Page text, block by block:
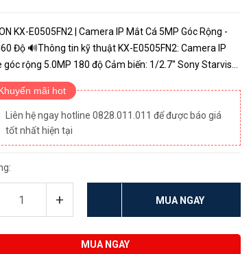
KX-E0505FN2 | Camera IP Mắt Cá 5MP Góc Rộng -
Độ 🔊Thông tin kỹ thuật KX-E0505FN2: Camera IP
góc rộng 5.0MP 180 độ Cảm biến: 1/2.7'' Sony Starvis
25/30fps@5M(2592×1944) Chuẩn nén Smart
Ống kính ...
mãi hot
Liên hệ ngay hotline 0828.011.011 để được báo giá
tốt nhất hiện tại
+ MUA NGAY
MUA NGAY